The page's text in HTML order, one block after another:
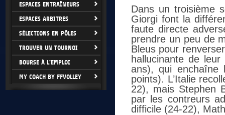
ESPACES ENTRAÎNEURS
ESPACES ARBITRES
SÉLECTIONS EN PÔLES
TROUVER UN TOURNOI
BOURSE À L'EMPLOI
MY COACH BY FFVOLLEY
Dans un troisième
Giorgi font la
faute directe
prendre un peu de
Bleus pour
hallucinante de
ans), qui
points). L’Italie
22), mais Stephen
par les contreurs
difficile (24-22),